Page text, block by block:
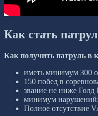
Как стать
Как получить патруль в
иметь минимум 300
150 побед в
звание не ниже
минимум нарушений;
Полное отсутствие